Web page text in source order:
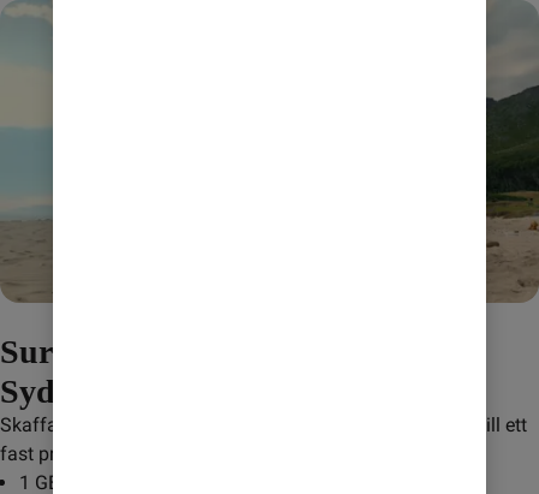
Surfa till fastpris när du reser i
Sydamerika
Skaffa ett surfpaket när du reser i Sydamerika och surfa till ett
fast pris i upp till sju dygn.
1 GB för 195 kr: skicka